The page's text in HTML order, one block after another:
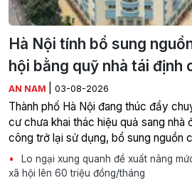
Hà Nội tính bổ sung
hội bằng quỹ nhà tái định
AN NAM 03-08-2026
Thành phố Hà Nội đang thúc đẩy
cư chưa khai thác hiệu quả sang nhà
công trở lại sử dụng, bổ sung nguồn
Lo ngại xung quanh đề xuất nâng
xã hội lên 60 triệu đồng/tháng